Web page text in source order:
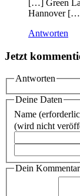
[…] Green
Hannover
Antworten
Jetzt
Antworten
Deine Daten
Name
(wird nicht
Dein Kommentar